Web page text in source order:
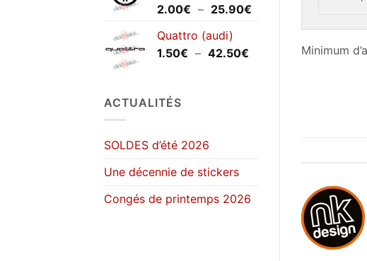
43.50€
2.00€ – 25.90€
Quattro (audi)
1.50€ – 42.50€
ACTUALITÉS
SOLDES d’été 2026
Une décennie de stickers
Congés de printemps 2026
Minimum